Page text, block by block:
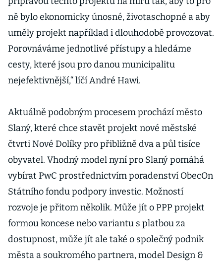
ně bylo ekonomicky únosné, životaschopné a aby
uměly projekt například i dlouhodobě provozovat.
Porovnáváme jednotlivé přístupy a hledáme
cesty, které jsou pro danou municipalitu
nejefektivnější,“ líčí André Hawi.
Aktuálně podobným procesem prochází město
Slaný, které chce stavět projekt nové městské
čtvrti Nové Dolíky pro přibližně dva a půl tisíce
obyvatel. Vhodný model nyní pro Slaný pomáhá
vybírat PwC prostřednictvím poradenství ObecOn
Státního fondu podpory investic. Možností
rozvoje je přitom několik. Může jít o PPP projekt
formou koncese nebo variantu s platbou za
dostupnost, může jít ale také o společný podnik
města a soukromého partnera, model Design &